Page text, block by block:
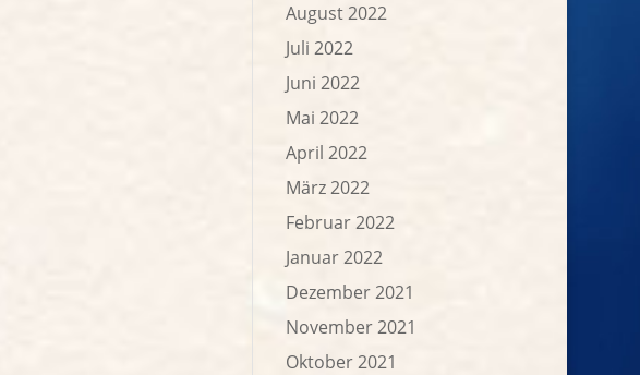
August 2022
Juli 2022
Juni 2022
Mai 2022
April 2022
März 2022
Februar 2022
Januar 2022
Dezember 2021
November 2021
Oktober 2021